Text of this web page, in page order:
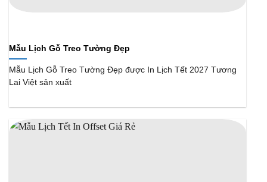
Mẫu Lịch Gỗ Treo Tường Đẹp
Mẫu Lịch Gỗ Treo Tường Đẹp được In Lịch Tết 2027 Tương
Lai Việt sản xuất